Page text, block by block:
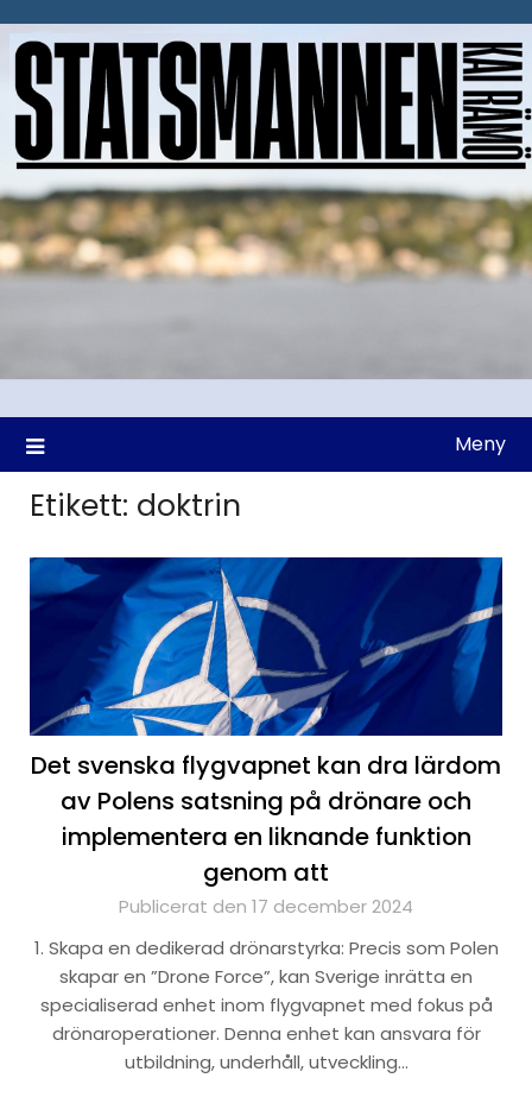
till
Meny
Etikett: doktrin
Det svenska flygvapnet kan dra lärdom
av Polens satsning på drönare och
implementera en liknande funktion
genom att
Publicerat den 17 december 2024
1. Skapa en dedikerad drönarstyrka: Precis som Polen
skapar en ”Drone Force”, kan Sverige inrätta en
specialiserad enhet inom flygvapnet med fokus på
drönaroperationer. Denna enhet kan ansvara för
utbildning, underhåll, utveckling…